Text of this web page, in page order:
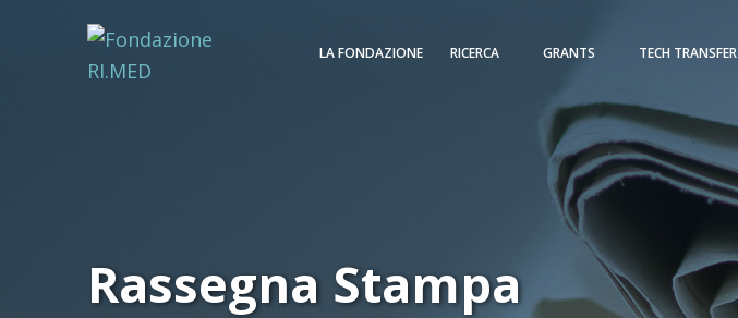
LA FONDAZIONE RICERCA GRANTS TECH TRANSFER
Rassegna Stampa